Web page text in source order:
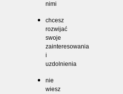
nimi
chcesz
rozwijać
swoje
zainteresowania
i
uzdolnienia
nie
wiesz